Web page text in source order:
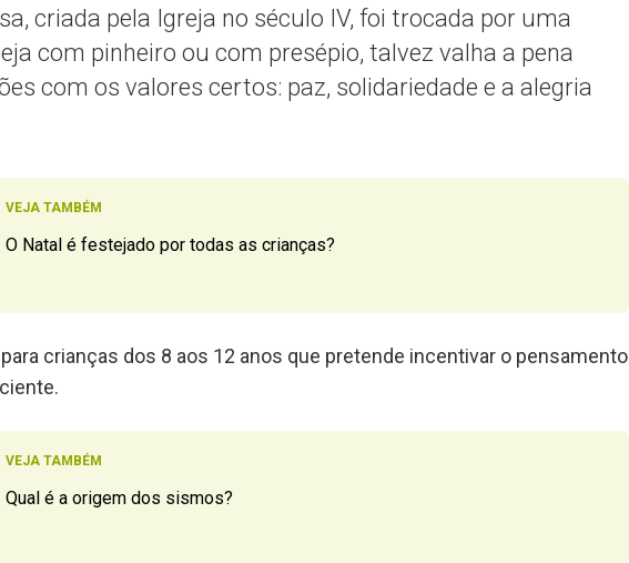
criada pela Igreja no século IV, foi trocada por uma
com pinheiro ou com presépio, talvez valha a pena
com os valores certos: paz, solidariedade e a alegria
VEJA TAMBÉM
O Natal é festejado por todas as crianças?
crianças dos 8 aos 12 anos que pretende incentivar o pensamento
VEJA TAMBÉM
Qual é a origem dos sismos?